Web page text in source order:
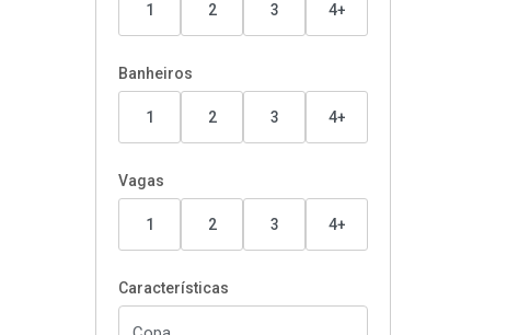
1 2 3 4+
Banheiros
1 2 3 4+
Vagas
1 2 3 4+
Características